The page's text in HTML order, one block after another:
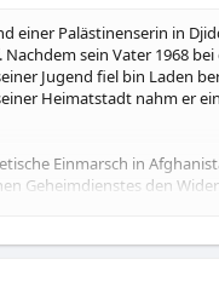
einer Palästinenserin in
sein Vater 1968
Jugend fiel bin Laden
Heimatstadt nahm er
Einmarsch in
Geheimdienstes den
für Festungen und